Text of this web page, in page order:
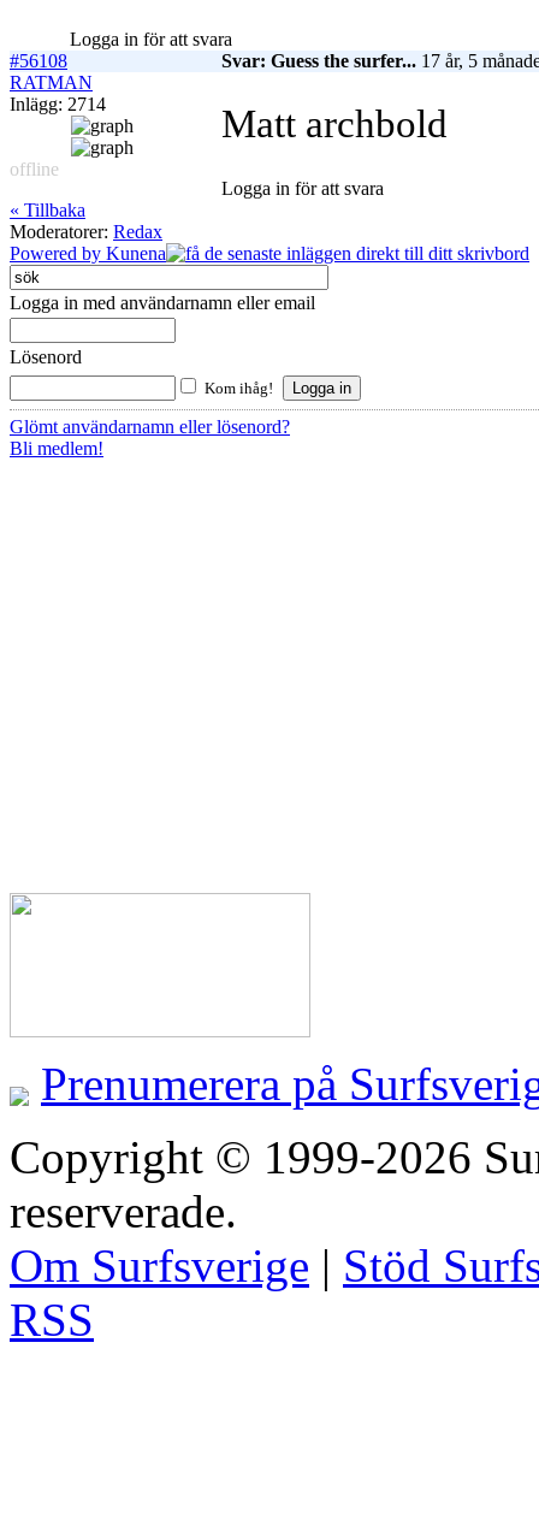
Logga in för att svara
#56108
Svar: Guess the surfer... 17 år, 5
RATMAN
Inlägg: 2714
offline
Matt archbold
Logga in för att svara
« Tillbaka
Moderatorer: Redax
Powered by Kunena
Logga in med användarnamn eller email
Lösenord
Kom ihåg!
Glömt användarnamn eller lösenord?
Bli medlem!
Prenumerera på
Copyright © 1999-2026
reserverade.
Om Surfsverige | Stöd
RSS